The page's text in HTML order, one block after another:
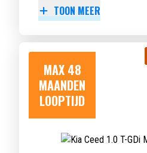
TOON MEER
MAX 48
MAANDEN
LOOPTIJD